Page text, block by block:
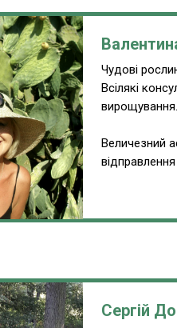
Чудові
Всілякі
вирощування.
Величезний
відправлення
Сергій